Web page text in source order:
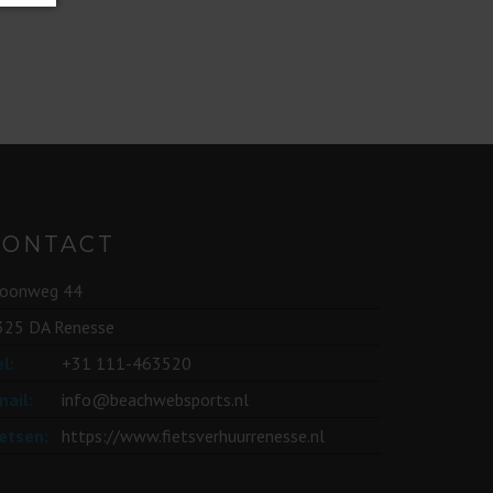
44
DA Renesse
+31 111-463520
info@beachwebsports.nl
https://www.fietsverhuurrenesse.nl